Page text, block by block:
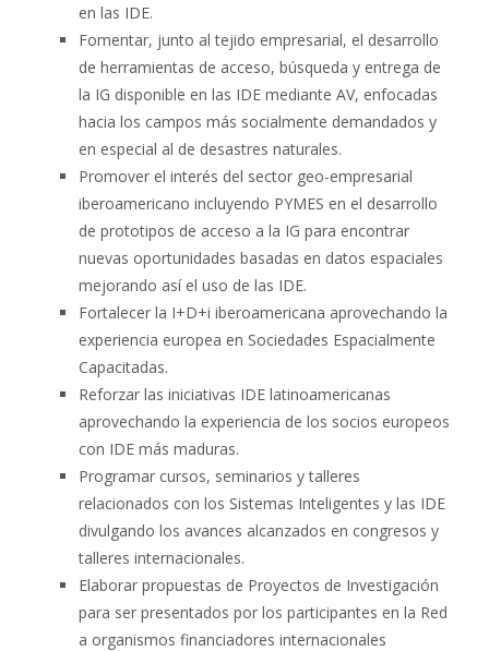
en las IDE.
Fomentar, junto al tejido empresarial, el desarrollo
de herramientas de acceso, búsqueda y entrega de
la IG disponible en las IDE mediante AV, enfocadas
hacia los campos más socialmente demandados y
en especial al de desastres naturales.
Promover el interés del sector geo-empresarial
iberoamericano incluyendo PYMES en el desarrollo
de prototipos de acceso a la IG para encontrar
nuevas oportunidades basadas en datos espaciales
mejorando así el uso de las IDE.
Fortalecer la I+D+i iberoamericana aprovechando la
experiencia europea en Sociedades Espacialmente
Capacitadas.
Reforzar las iniciativas IDE latinoamericanas
aprovechando la experiencia de los socios europeos
con IDE más maduras.
Programar cursos, seminarios y talleres
relacionados con los Sistemas Inteligentes y las IDE
divulgando los avances alcanzados en congresos y
talleres internacionales.
Elaborar propuestas de Proyectos de Investigación
para ser presentados por los participantes en la Red
a organismos financiadores internacionales